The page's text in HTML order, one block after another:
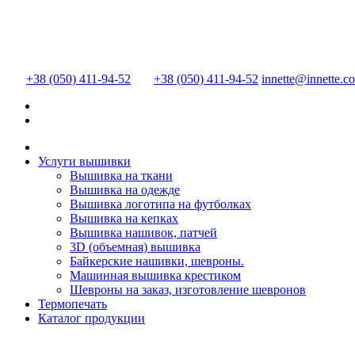
+38 (050) 411-94-52 +38 (050) 411-94-52
Услуги вышивки
Вышивка на ткани
Вышивка на одежде
Вышивка логотипа на футболках
Вышивка на кепках
Вышивка нашивок, патчей
3D (объемная) вышивка
Байкерские нашивки, шевроны.
Машинная вышивка крестиком
Шевроны на заказ, изготовление шевронов
Термопечать
Каталог продукции